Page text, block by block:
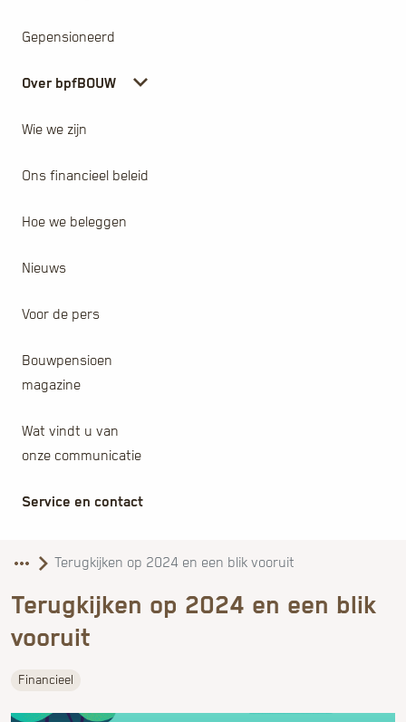
Gepensioneerd
Over bpfBOUW
Wie we zijn
Ons financieel beleid
Hoe we beleggen
Nieuws
Voor de pers
Bouwpensioen
magazine
Wat vindt u van
onze communicatie
Service en contact
Terugkijken op 2024 en een blik
vooruit
Financieel